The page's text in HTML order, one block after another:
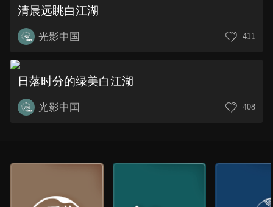
清晨远眺白江湖
光影中国 411
日落时分的绿美白江湖
光影中国 408